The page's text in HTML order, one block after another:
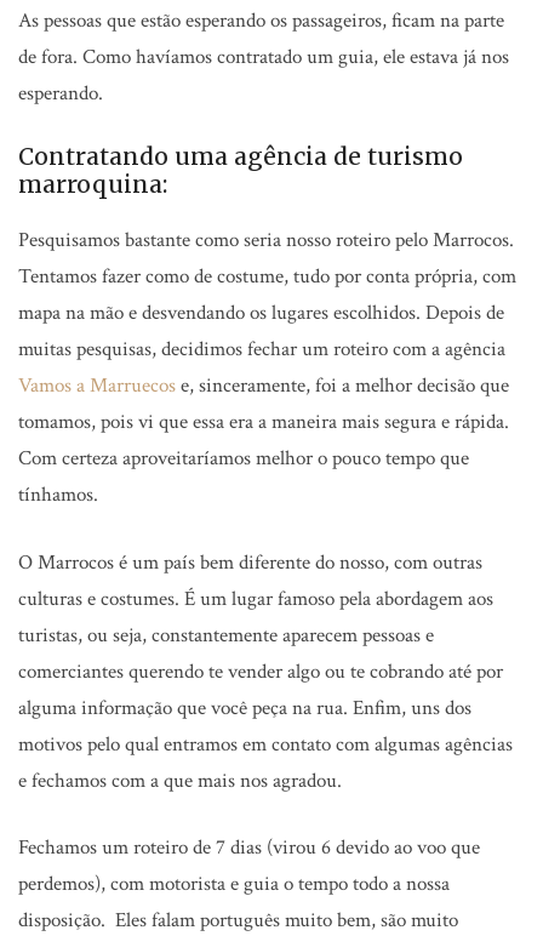
As pessoas que estão esperando os passageiros, ficam na parte
de fora. Como havíamos contratado um guia, ele estava já nos
esperando.
Contratando uma agência de turismo
marroquina:
Pesquisamos bastante como seria nosso roteiro pelo Marrocos.
Tentamos fazer como de costume, tudo por conta própria, com
mapa na mão e desvendando os lugares escolhidos. Depois de
muitas pesquisas, decidimos fechar um roteiro com a agência
Vamos a Marruecose, sinceramente, foi a melhor decisão que
tomamos, pois vi que essa era a maneira mais segura e rápida.
Com certeza aproveitaríamos melhor o pouco tempo que
tínhamos.
O Marrocos é um país bem diferente do nosso, com outras
culturas e costumes. É um lugar famoso pela abordagem aos
turistas, ou seja, constantemente aparecem pessoas e
comerciantes querendo te vender algo ou te cobrando até por
alguma informação que você peça na rua. Enfim, uns dos
motivos pelo qual entramos em contato com algumas agências
e fechamos com a que mais nos agradou.
Fechamos um roteiro de 7 dias (virou 6 devido ao voo que
perdemos), com motorista e guia o tempo todo a nossa
disposição. Eles falam português muito bem, são muito